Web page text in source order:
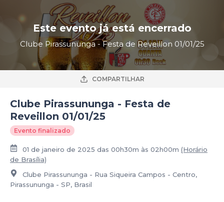
Este evento já está encerrado
Clube Pirassununga - Festa de Reveillon 01/01/25
COMPARTILHAR
Clube Pirassununga - Festa de
Reveillon 01/01/25
Evento finalizado
01 de janeiro de 2025 das 00h30m às 02h00m (Horário
de Brasília)
Clube Pirassununga - Rua Siqueira Campos - Centro,
Pirassununga - SP, Brasil